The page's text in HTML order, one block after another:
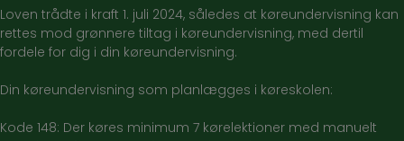
Loven trådte i kraft 1. juli 2024, således at køreundervisning kan
rettes mod grønnere tiltag i køreundervisning, med dertil
fordele for dig i din køreundervisning.
Din køreundervisning som planlægges i køreskolen:
Kode 148: Der køres minimum 7 kørelektioner med manuelt